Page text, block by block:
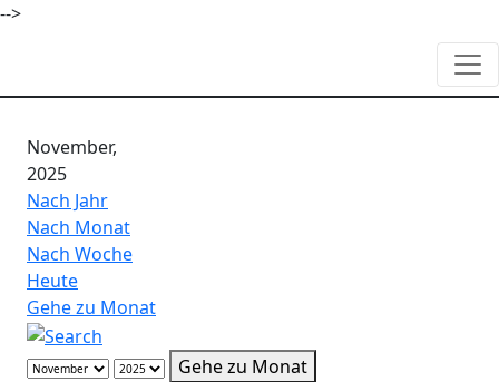
-->
November,
2025
Nach Jahr
Nach Monat
Nach Woche
Heute
Gehe zu Monat
Gehe zu Monat